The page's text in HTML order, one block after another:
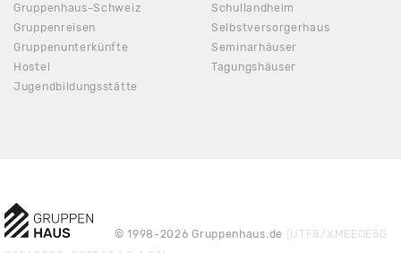
Gruppenhaus-Schweiz
Gruppenreisen
Gruppenunterkünfte
Hostel
Jugendbildungsstätte
Schullandheim
Selbstversorgerhaus
Seminarhäuser
Tagungshäuser
© 1998-2026 Gruppenhaus.de (UTF8/XMEEQE5G